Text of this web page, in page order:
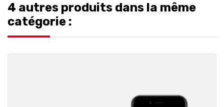
4 autres produits dans la même
catégorie :